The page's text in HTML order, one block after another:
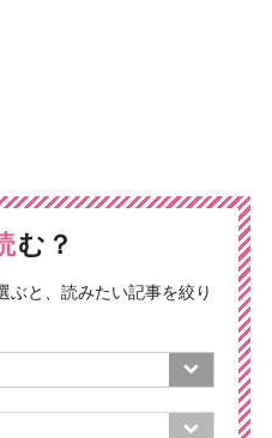
む？
ぶと、読みたい記事を絞り